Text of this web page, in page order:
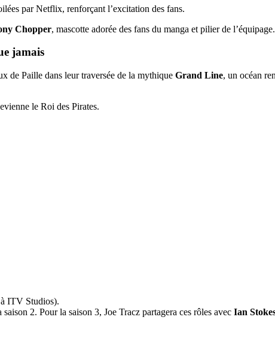
par Netflix, renforçant l’excitation des fans.
Chopper, mascotte adorée des fans du manga et pilier de l’équipage.
jamais
de Paille dans leur traversée de la mythique Grand Line, un océan
le Roi des Pirates.
ITV Studios).
2. Pour la saison 3, Joe Tracz partagera ces rôles avec Ian